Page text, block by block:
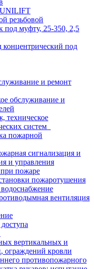
резьбовой
муфту, 25-350, 2,5
под
и ремонт
обслуживание и
техническое
систем
пожарной
сигнализация и
и управления
пожаре
пожаротушения
вентиляция
вертикальных и
ограждений кровли
противопожарного